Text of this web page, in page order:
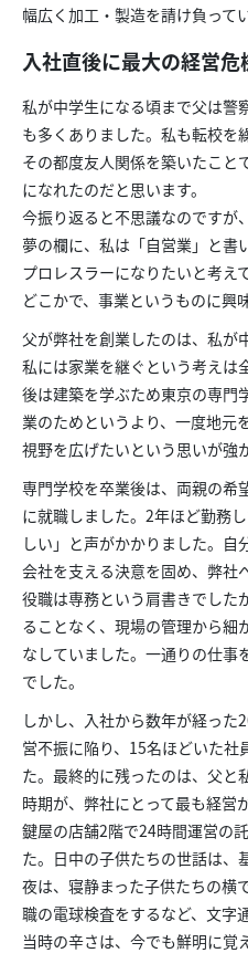
幅広く加工・製造を請け負ってい
入社直後に最大の経営危
私が中学生になる頃まで父は警
も多くありました。私も転校を
その都度友人関係を築いたこと
になれたのだと思います。
今振り返ると不思議なのですが
夢の欄に、私は「自営業」と書
プロレスラーになりたいと考え
どこかで、事業というものに興
父が弊社を創業したのは、私が
私には家業を継ぐという考えは
後は建築を学ぶため東京の専門
業のためというより、一度地元
視野を広げたいという思いが強
専門学校を卒業後は、両親の希
に就職しました。2年ほど勤務
しい」と声がかかりました。自
会社を支える決意を固め、弊社
役職は専務という肩書きでした
ることなく、現場の管理から細
なしていました。一通りの仕事
でした。
しかし、入社から数年が経っ
営不振に陥り、15名ほどいた社
た。最終的に残ったのは、父と
時期が、弊社にとって最も経営
鍵屋の店舗2階で24時間運営の
た。日中の子供たちの世話は、
夜は、寝静まった子供たちの横
職の電球検査をするなど、文字
当時の辛さは、今でも鮮明に覚